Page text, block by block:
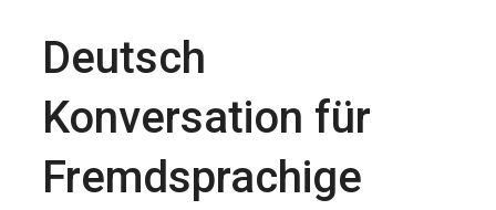
Deutsch
Konversation für
Fremdsprachige